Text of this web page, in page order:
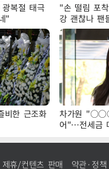
복절 태극
"
"손 떨림 포
강 괜찮나 팬
비한 근조화
차가원
어"…전세금
파장
제휴/컨텐츠 판매 약관·정책